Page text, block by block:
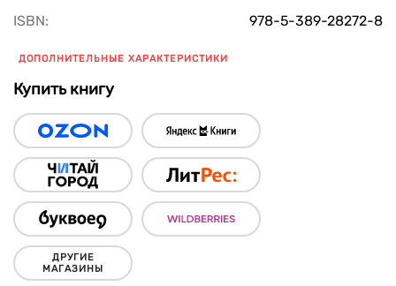
ISBN: 978-5-389-28272-8
ДОПОЛНИТЕЛЬНЫЕ ХАРАКТЕРИСТИКИ
Купить книгу
ДРУГИЕ
МАГАЗИНЫ